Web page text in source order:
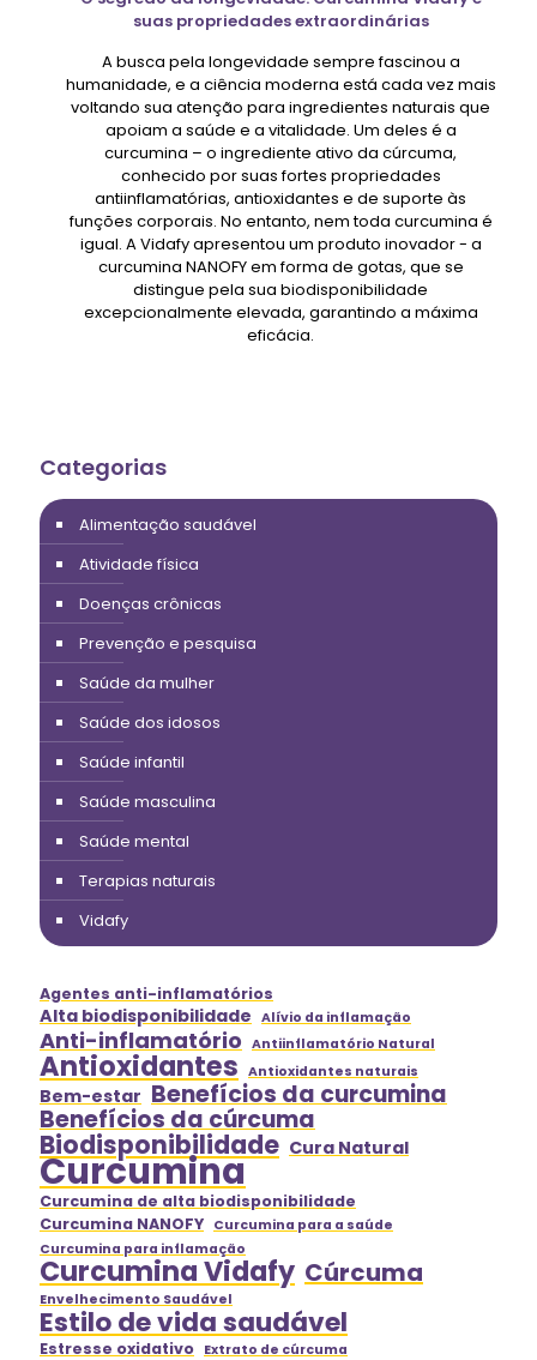
suas propriedades extraordinárias
A busca pela longevidade sempre fascinou a
humanidade, e a ciência moderna está cada vez mais
voltando sua atenção para ingredientes naturais que
apoiam a saúde e a vitalidade. Um deles é a
curcumina – o ingrediente ativo da cúrcuma,
conhecido por suas fortes propriedades
antiinflamatórias, antioxidantes e de suporte às
funções corporais. No entanto, nem toda curcumina é
igual. A Vidafy apresentou um produto inovador - a
curcumina NANOFY em forma de gotas, que se
distingue pela sua biodisponibilidade
excepcionalmente elevada, garantindo a máxima
eficácia.
Categorias
Alimentação saudável
Atividade física
Doenças crônicas
Prevenção e pesquisa
Saúde da mulher
Saúde dos idosos
Saúde infantil
Saúde masculina
Saúde mental
Terapias naturais
Vidafy
Agentes anti-inflamatórios
Alta biodisponibilidade Alívio da inflamação
Anti-inflamatório Antiinflamatório Natural
Antioxidantes Antioxidantes naturais
Bem-estar Benefícios da curcumina
Benefícios da cúrcuma
Biodisponibilidade Cura Natural
Curcumina
Curcumina de alta biodisponibilidade
Curcumina NANOFY Curcumina para a saúde
Curcumina para inflamação
Curcumina Vidafy Cúrcuma
Envelhecimento Saudável
Estilo de vida saudável
Estresse oxidativo Extrato de cúrcuma